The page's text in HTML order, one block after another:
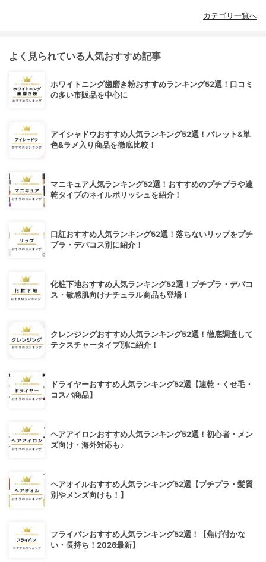
カテゴリ一覧へ
よく見られている人気おすすめ記事
ホワイトニング歯磨き粉おすすめランキング52選！口コミ
の多い市販品を中心に
アイシャドウおすすめ人気ランキング52選！パレット&単
色&ラメ入り商品を徹底比較！
マニキュア人気ランキング52選！おすすめのプチプラや速
乾タイプのネイルポリッシュを紹介！
口紅おすすめ人気ランキング52選！落ちないリップをプチ
プラ・デパコス別に紹介！
化粧下地おすすめ人気ランキング52選！プチプラ・デパコ
ス・敏感肌向けナチュラル商品も登場！
クレンジングおすすめ人気ランキング52選！徹底調査して
テクスチャータイプ別に紹介！
ドライヤーおすすめ人気ランキング52選【速乾・くせ毛・
コスパ商品】
ヘアアイロンおすすめ人気ランキング52選！初心者・メン
ズ向け・海外対応も♪
ヘアオイルおすすめ人気ランキング52選【プチプラ・髪質
別やメンズ向けも！】
フライパンおすすめ人気ランキング52選！【焦げ付かな
い・長持ち！2026最新】